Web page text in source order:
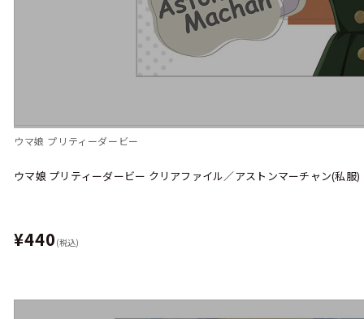
ウマ娘 プリティーダービー
ウマ娘 プリティーダービー クリアファイル／アストンマーチャン(私服)
¥440 (税込)